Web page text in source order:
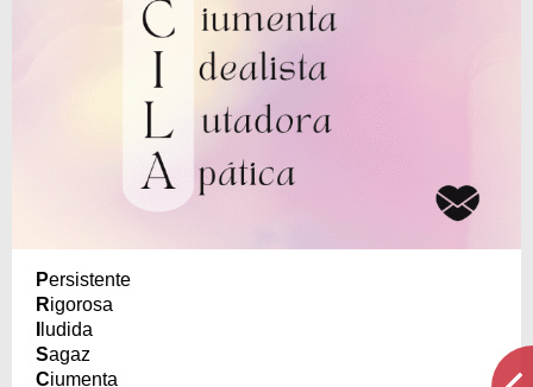
Persistente
Rigorosa
ludida
Sagaz
Ciumenta